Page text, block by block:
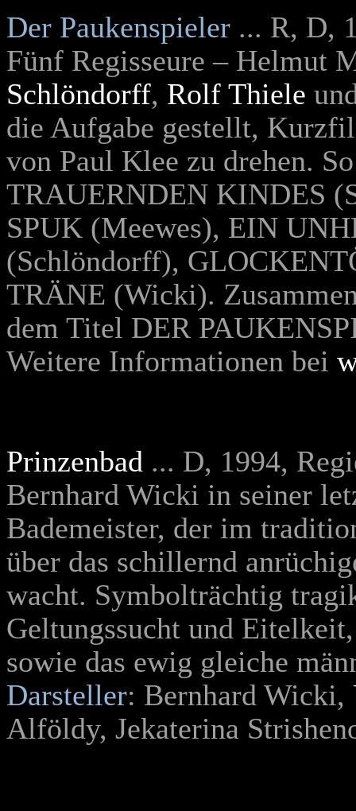
Der Paukenspieler ... R, D,
Fünf Regisseure – Helmut
Schlöndorff, Rolf Thiele
die Aufgabe gestellt,
von Paul Klee zu drehen.
TRAUERNDEN KINDES
SPUK (Meewes), EIN
(Schlöndorff),
TRÄNE (Wicki).
dem Titel DER
Weitere Informationen bei
Prinzenbad ... D, 1994,
Bernhard Wicki in seiner
Bademeister, der im
über das schillernd
wacht. Symbolträchtig
Geltungssucht und
sowie das ewig gleiche
Darsteller: Bernhard Wicki,
Alföldy, Jekaterina